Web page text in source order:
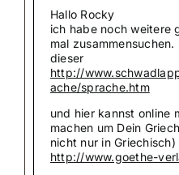
Hallo Rocky
ich habe noch weitere
mal
dieser
http://
ache/sprache.htm
und hier kannst online
machen um Dein
nicht nur in Griechisch)
http://www.goethe-